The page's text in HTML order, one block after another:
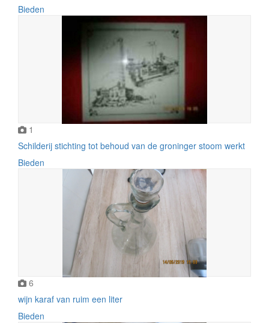
Bieden
1
Schilderij stichting tot behoud van de groninger stoom werkt
Bieden
6
wijn karaf van ruim een liter
Bieden